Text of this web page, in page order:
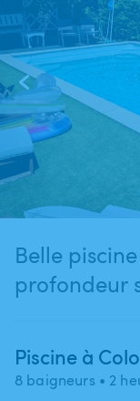
Belle
profondeur
Piscine à
8 baigneurs • 2